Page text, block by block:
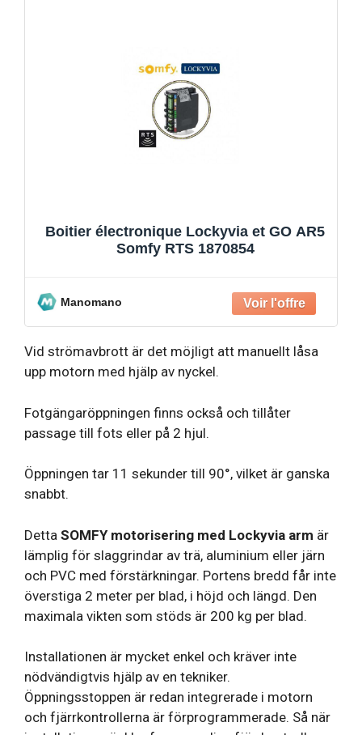
Boitier électronique Lockyvia et GO AR5
Somfy RTS 1870854
Manomano
Vid strömavbrott är det möjligt att manuellt låsa
upp motorn med hjälp av nyckel.
Fotgängaröppningen finns också och tillåter
passage till fots eller på 2 hjul.
Öppningen tar 11 sekunder till 90°, vilket är ganska
snabbt.
Detta SOMFY motorisering med Lockyvia arm är
lämplig för slaggrindar av trä, aluminium eller järn
och PVC med förstärkningar. Portens bredd får inte
överstiga 2 meter per blad, i höjd och längd. Den
maximala vikten som stöds är 200 kg per blad.
Installationen är mycket enkel och kräver inte
nödvändigtvis hjälp av en tekniker.
Öppningsstoppen är redan integrerade i motorn
och fjärrkontrollerna är förprogrammerade. Så när